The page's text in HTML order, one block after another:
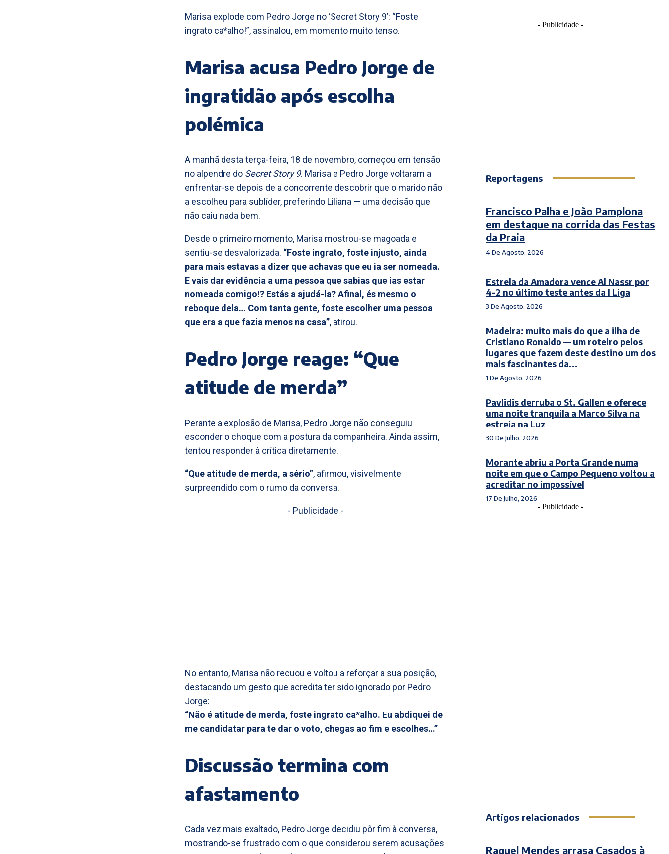
Marisa explode com Pedro Jorge no ‘Secret Story 9’: “Foste
ingrato ca*alho!”, assinalou, em momento muito tenso.
Marisa acusa Pedro Jorge de
ingratidão após escolha
polémica
A manhã desta terça-feira, 18 de novembro, começou em tensão
no alpendre do Secret Story 9. Marisa e Pedro Jorge voltaram a
enfrentar-se depois de a concorrente descobrir que o marido não
a escolheu para sublíder, preferindo Liliana — uma decisão que
não caiu nada bem.
Desde o primeiro momento, Marisa mostrou-se magoada e
sentiu-se desvalorizada. “Foste ingrato, foste injusto, ainda
para mais estavas a dizer que achavas que eu ia ser nomeada.
E vais dar evidência a uma pessoa que sabias que ias estar
nomeada comigo!? Estás a ajudá-la? Afinal, és mesmo o
reboque dela… Com tanta gente, foste escolher uma pessoa
que era a que fazia menos na casa”, atirou.
Pedro Jorge reage: “Que
atitude de merda”
Perante a explosão de Marisa, Pedro Jorge não conseguiu
esconder o choque com a postura da companheira. Ainda assim,
tentou responder à crítica diretamente.
“Que atitude de merda, a sério”, afirmou, visivelmente
surpreendido com o rumo da conversa.
- Publicidade -
No entanto, Marisa não recuou e voltou a reforçar a sua posição,
destacando um gesto que acredita ter sido ignorado por Pedro
Jorge:
“Não é atitude de merda, foste ingrato ca*alho. Eu abdiquei de
me candidatar para te dar o voto, chegas ao fim e escolhes…”
Discussão termina com
afastamento
Cada vez mais exaltado, Pedro Jorge decidiu pôr fim à conversa,
mostrando-se frustrado com o que considerou serem acusações
- Publicidade -
Reportagens
Francisco Palha e João Pamplona
em destaque na corrida das Festas
da Praia
4 De Agosto, 2026
Estrela da Amadora vence Al Nassr por
4-2 no último teste antes da I Liga
3 De Agosto, 2026
Madeira: muito mais do que a ilha de
Cristiano Ronaldo — um roteiro pelos
lugares que fazem deste destino um dos
mais fascinantes da...
1 De Agosto, 2026
Pavlidis derruba o St. Gallen e oferece
uma noite tranquila a Marco Silva na
estreia na Luz
30 De Julho, 2026
Morante abriu a Porta Grande numa
noite em que o Campo Pequeno voltou a
acreditar no impossível
17 De Julho, 2026
- Publicidade -
Artigos relacionados
Raquel Mendes arrasa Casados à